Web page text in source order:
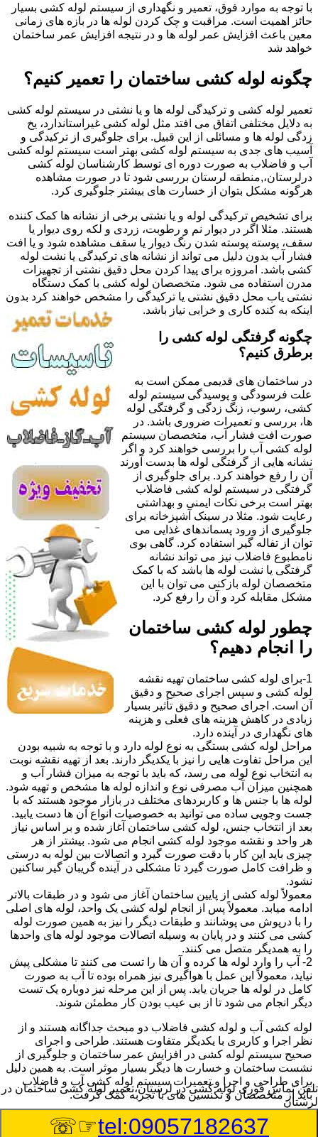
با توجه به موارد فوق، تعمیر و نگهداری از سیستم لوله کشی بسیار
حائز اهمیت است. مراقبت و چک کردن لوله ها در بازه های زمانی
معین باعث افزایش عمر لوله ها و در نتیجه افزایش عمر ساختمان
خواهد شد
چگونه لوله کشی ساختمان را تعمیر کنیم؟
تعمیر لوله کشی و ترکیدگی لوله ها و یا نشتی در سیستم لوله کشی
به دلایل مختلفی اتفاق می افتد مثل لوله کشی غیراستاندارد، یخ
زدگی لوله ها و مسائلی از این قبیل. برای جلوگیری از ترکیدگی و
آسیب های جدی به سیستم لوله کشی بهتر است سیستم لوله کشی
آب و فاضلاب به صورت دوره ای توسط کارشناسان لوله کشی
درلرستان،,منطقه لرستان بررسی شود تا در صورت مشاهده
هرگونه مشکل بتوان از خسارت های بیشتر جلوگیری کرد.
برای تشخیص ترکیدگی لوله و یا نشتی برخی از نشانه ها کمک کننده
هستند. مثلا اگر در دیوار نم و رطوبت، زردی و لکه روی دیوار یا
سقف، پوسته پوسته شدن رنگ دیوار یا سقف مشاهده شود و یا افت
فشار آب بدون دلیل می تواند از نشانه های ترکیدگی یا نشت لوله
کشی باشد. امروزه برای پیدا کردن محل دقیق نشتی از تجهیزات
مدرن استفاده می شود. متخصصان لوله کشی با کمک دستگاه
نشتی یاب محل دقیق نشتی یا ترکیدگی را مشخص خواهند کرد بدون
اینکه به کنده کاری و خرابی نیاز باشد.
چگونه گرفتگی لوله کشی را
برطرق کنیم؟
در ساختمان های قدیمی ممکن است به
علت فرسودگی و پوسیدگی سیستم لوله
کشی، رسوب، زنگ زدگی و گرفتگی لوله
ها، بررسی و تعمیرات ضروری باشد. در
صورت افت فشار آب، متخصصان سیستم
لوله کشی آب را بررسی خواهند کرد و اگر
نشانه هایی از گرفتگی لوله ها بدست آورند
آن را رفع خواهند کرد. برای جلوگیری از
گرفتگی در سیستم لوله کشی فاضلاب
بهتر است برخی نکات ایمنی و بهداشتی
رعایت شود. مثلا در سینک آشپزخانه برای
جلوگیری از ورود پسماندهای غذایی می
توان از تفاله گیر استفاده کرد. گاهی بوی
نامطبوع فاضلاب نیز می تواند نشانه
گرفتگی یا نشت لوله ها باشد که با کمک
متخصصان لوله بازکنی می توان با این
مشکل مقابله کرد و آن را رفع کرد.
چطور لوله کشی ساختمان
را انجام دهیم؟
1-برای لوله کشی ساختمان تهیه نقشه
لوله کشی و سپس اجرای صحیح و دقیق
آن است. اجرای صحیح و دقیق تأثیر بسیار
زیادی در کاهش هزینه های فعلی و هزینه
های نگهداری در آینده دارد.
مراحل لوله کشی بستگی به نوع لوله دارد و با توجه به شبیه بودن
این مراحل تفاوت هایی را نیز با یکدیگر دارند. بعد از تهیه نقشه نوبت
به انتخاب نوع لوله می رسد، که باید با توجه به میزان فشار آب و
همچنین میزان آب مصرفی نوع و اندازه لوله ها مشخص و تهیه شود.
لوله ها با جنس ها و کاربردهای مختلف در بازار موجود هستند که با
جست وجویی ساده می توانید به خصوصیات انواع آن ها دست یابید.
بعد از انتخاب جنس، لوله کشی ساختمان آغاز شده و بر اساس نیاز
هر واحد و نقشه موجود لوله کشی انجام می شود. بیشتر از هر
چیزی باید این کار با دقت صورت گیرد و اتصالات بین لوله به درستی
و ظرافت کامل صورت گیرد تا مشکلی در آینده گریبان گیر ساکنین
نشود.
معمولاً لوله کشی از پایین ساختمان آغاز می شود و در طبقات بالاتر
ادامه میابد. معمولاً پس از انجام لوله کشی یک واحد، لوله های اصلی
را با درپوش می پوشانند و طبقات دیگر را نیز به همین صورت لوله
کشی می کنند و در پایان به وسیله اتصالات موجود لوله های واحدها
را به همدیگر متصل می کنند.
2- آب را وارد لوله ها کرده و آن ها را تست می کنند تا مشکلی پیش
نیاید، معمولاً این عمل با هواگیری نیز همراه بوده تا آب به صورت
کامل در لوله ها جریان یابد. پس از این مرحله نیز دوباره یک تست
دیگر انجام می شود تا از بی عیب بودن کار مطمئن شوند.
لوله کشی آب و لوله کشی فاضلاب دو مبحث جداگانه هستند و از
نظر اجرا و کاربری با یکدیگر متفاوت هستند. طراحی و اجرای
صحیح سیستم لوله کشی در افزایش عمر ساختمان و جلوگیری از
نشست ساختمان و خسارت ها دیگر بسیار موثر است. به همین دلیل
برای طراحی و اجرا و تعمیرات سیستم لوله کشی آب و فاضلاب
باید از متخصصان و تکنسین های با تجربه کمک گرفت.
:Published Date
تلفن تماس فوریلوله کشی در لرستان،تعمیر لوله کشی ساختمان در
لرستان
tel:09057182637
☞☏